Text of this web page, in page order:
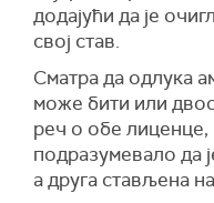
додајући да је
свој став.
Сматра да одлука
може бити или
реч о обе лиценце,
подразумевало да
а друга стављена